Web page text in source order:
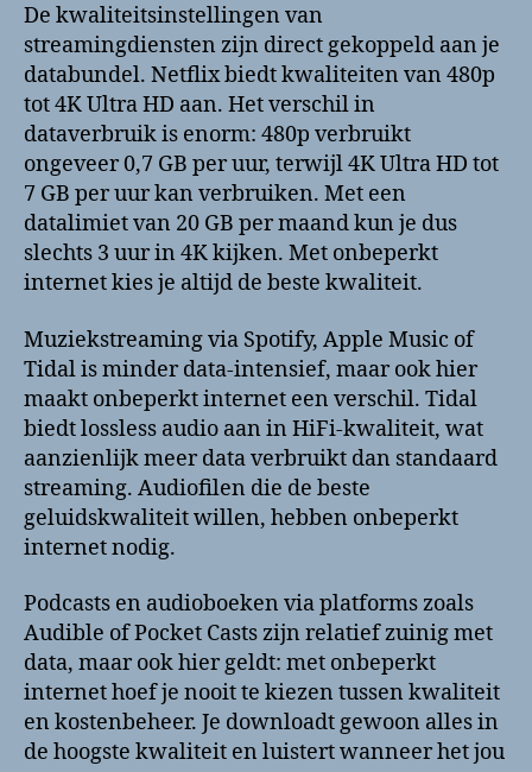
De kwaliteitsinstellingen van
streamingdiensten zijn direct gekoppeld aan je
databundel. Netflix biedt kwaliteiten van 480p
tot 4K Ultra HD aan. Het verschil in
dataverbruik is enorm: 480p verbruikt
ongeveer 0,7 GB per uur, terwijl 4K Ultra HD tot
7 GB per uur kan verbruiken. Met een
datalimiet van 20 GB per maand kun je dus
slechts 3 uur in 4K kijken. Met onbeperkt
internet kies je altijd de beste kwaliteit.
Muziekstreaming via Spotify, Apple Music of
Tidal is minder data-intensief, maar ook hier
maakt onbeperkt internet een verschil. Tidal
biedt lossless audio aan in HiFi-kwaliteit, wat
aanzienlijk meer data verbruikt dan standaard
streaming. Audiofilen die de beste
geluidskwaliteit willen, hebben onbeperkt
internet nodig.
Podcasts en audioboeken via platforms zoals
Audible of Pocket Casts zijn relatief zuinig met
data, maar ook hier geldt: met onbeperkt
internet hoef je nooit te kiezen tussen kwaliteit
en kostenbeheer. Je downloadt gewoon alles in
de hoogste kwaliteit en luistert wanneer het jou